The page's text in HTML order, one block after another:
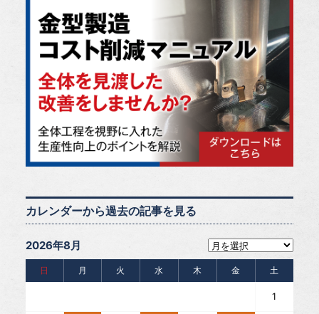
カレンダーから過去の記事を見る
2026年8月
日 月 火 水 木 金 土
1